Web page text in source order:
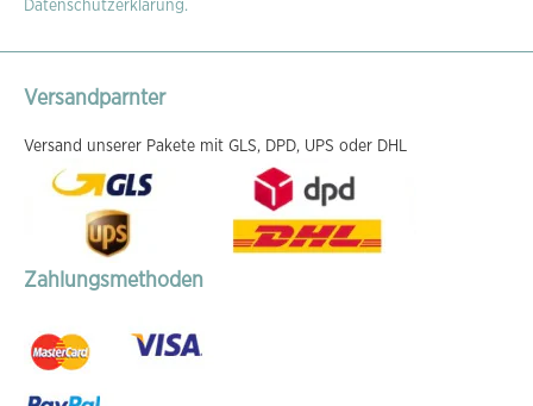
an:
Datenschutzerklärung.
Versandparnter
Versand unserer Pakete mit GLS, DPD, UPS oder DHL
Zahlungsmethoden